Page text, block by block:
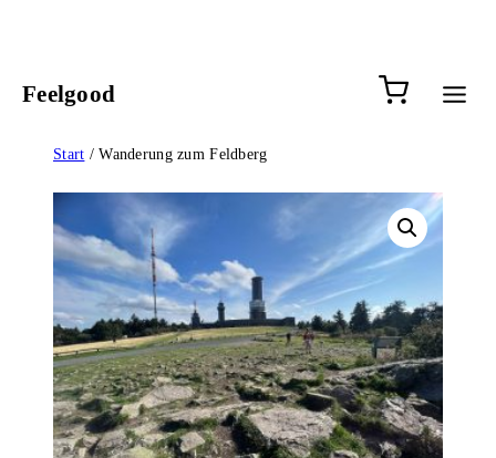
Feelgood 0
Start / Wanderung zum Feldberg